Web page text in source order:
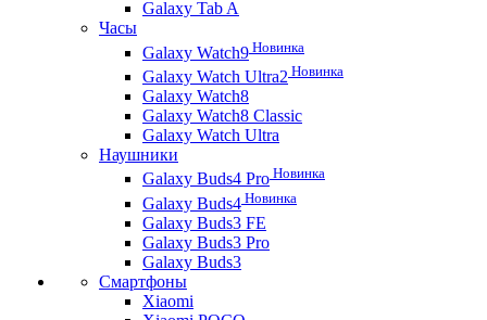
Galaxy Tab A
Часы
Galaxy Watch9 Новинка
Galaxy Watch Ultra2 Новинка
Galaxy Watch8
Galaxy Watch8 Classic
Galaxy Watch Ultra
Наушники
Galaxy Buds4 Pro Новинка
Galaxy Buds4 Новинка
Galaxy Buds3 FE
Galaxy Buds3 Pro
Galaxy Buds3
Смартфоны
Xiaomi